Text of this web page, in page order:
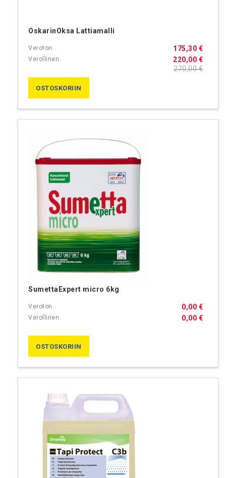
OskarinOksa Lattiamalli
220,00 €
175,30 €
270,00 €
OSTOSKORIIN
SumettaExpert micro 6kg
0,00 €
0,00 €
OSTOSKORIIN